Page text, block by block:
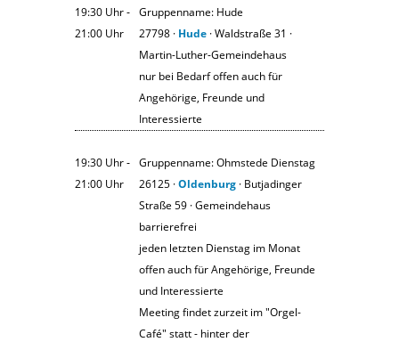
19:30 Uhr ‐
21:00 Uhr
Gruppenname: Hude
27798 · Hude · Waldstraße 31 ·
Martin-Luther-Gemeindehaus
nur bei Bedarf offen auch für
Angehörige, Freunde und
Interessierte
19:30 Uhr ‐
21:00 Uhr
Gruppenname: Ohmstede Dienstag
26125 ·Oldenburg · Butjadinger
Straße 59 · Gemeindehaus
barrierefrei
jeden letzten Dienstag im Monat
offen auch für Angehörige, Freunde
und Interessierte
Meeting findet zurzeit im "Orgel-
Café" statt - hinter der